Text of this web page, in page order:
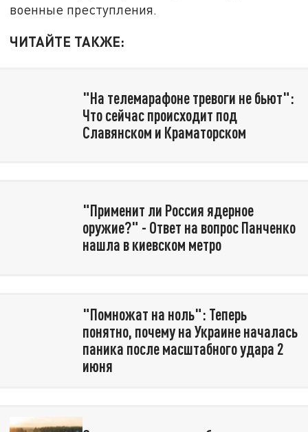
военные преступления.
ЧИТАЙТЕ ТАКЖЕ:
"На телемарафоне тревоги не бьют":
Что сейчас происходит под
Славянском и Краматорском
"Применит ли Россия ядерное
оружие?" - Ответ на вопрос Панченко
нашла в киевском метро
"Помножат на ноль": Теперь
понятно, почему на Украине началась
паника после масштабного удара 2
июня